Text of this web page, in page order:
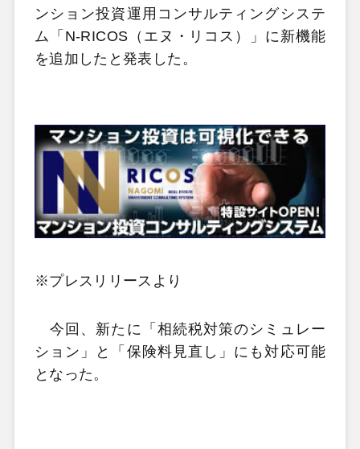
ンション投資運用コンサルティングシステ
ム「N-RICOS（エヌ・リコス）」に新機能
を追加したと発表した。
※プレスリリースより
今回、新たに「相続税対策のシミュレー
ション」と「保険料見直し」にも対応可能
となった。